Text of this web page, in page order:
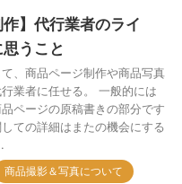
作】代行業者のライ
うこと
、商品ページ制作や商品写真
業者に任せる。 一般的には
品ページの原稿書きの部分です
ての詳細はまたの機会にする
商品撮影＆写真について